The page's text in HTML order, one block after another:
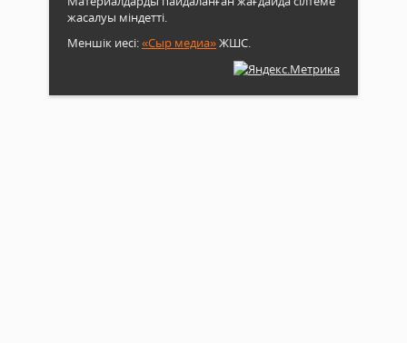
жасалуы міндетті.
Меншік иесі:«Сыр медиа»ЖШС.